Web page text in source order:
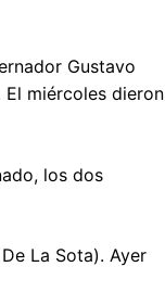
Gustavo
miércoles dieron
los dos
La Sota). Ayer